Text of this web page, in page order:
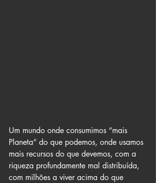
Um mundo onde consumimos “mais
Planeta” do que podemos, onde usamos
mais recursos do que devemos, com a
riqueza profundamente mal distribuída,
com milhões a viver acima do que